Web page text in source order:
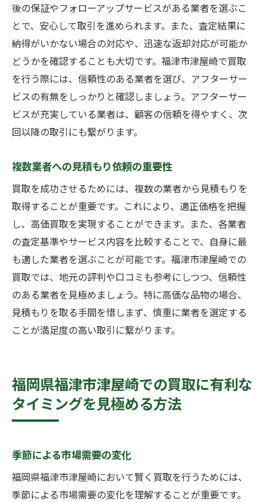
後の保証やフォローアップサービスがある業者を選ぶこ
とで、安心して取引を進められます。また、査定結果に
納得がいかない場合の対応や、迅速な返却対応が可能か
どうかを確認することも大切です。福津市津屋崎で買取
を行う際には、信頼性のある業者を選び、アフターサー
ビスの有無をしっかりと確認しましょう。アフターサー
ビスが充実している業者は、顧客の信頼を得やすく、次
回以降の取引にも繋がります。
複数業者への見積もり依頼の重要性
買取を成功させるためには、複数の業者から見積もりを
取得することが重要です。これにより、適正価格を把握
し、高価買取を実現することができます。また、各業者
の査定基準やサービス内容を比較することで、自身に最
も適した業者を選ぶことが可能です。福津市津屋崎での
買取では、地元の評判や口コミも参考にしつつ、信頼性
のある業者を見極めましょう。特に高価な品物の場合、
見積もりを取る手間を惜しまず、慎重に業者を選定する
ことが満足度の高い取引に繋がります。
福岡県福津市津屋崎での買取に有利な
タイミングを見極める方法
季節による市場需要の変化
福岡県福津市津屋崎において賢く買取を行うためには、
季節による市場需要の変化を理解することが重要です。